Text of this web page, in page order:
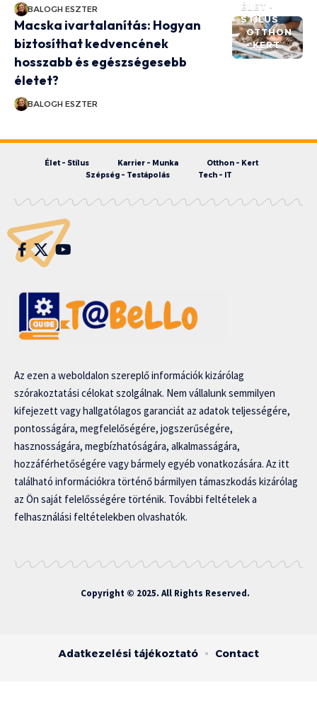
BALOGH ESZTER
ÉLET -
STÍLUS
OTTHON
- KERT
Macska ivartalanítás: Hogyan
biztosíthat kedvencének
hosszabb és egészségesebb
életet?
BALOGH ESZTER
Élet – Stílus Karrier – Munka
Otthon – Kert
Szépség – Testápolás
Tech – IT
Az ezen a weboldalon szereplő információk kizárólag
szórakoztatási célokat szolgálnak. Nem vállalunk semmilyen
kifejezett vagy hallgatólagos garanciát az adatok teljességére,
pontosságára, megfelelőségére, jogszerűségére,
hasznosságára, megbízhatóságára, alkalmasságára,
hozzáférhetőségére vagy bármely egyéb vonatkozására. Az itt
található információkra történő bármilyen támaszkodás kizárólag
az Ön saját felelősségére történik. További feltételek a
felhasználási feltételekben olvashatók.
Copyright © 2025. All Rights Reserved.
Adatkezelési tájékoztató Contact